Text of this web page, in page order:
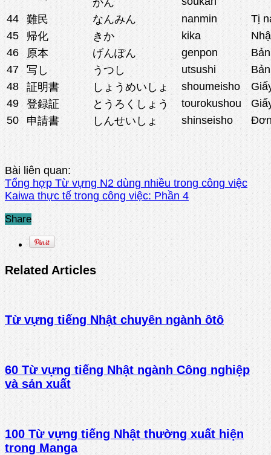
44
難民 なんみん nanmin
Tị
45
帰化 きか kika
46
原本 げんぽん genpon
47
写し うつし utsushi
48
証明書 しょうめいしょ shoumeisho
49
登録証 とうろくしょう tourokushou
50
申請書 しんせいしょ shinseisho
Bài liên quan:
Tổng hợp Từ vựng N2 dùng nhiều trong công việc
Kaiwa thực tế trong công việc: Phần 4
Share
Related Articles
Từ vựng tiếng Nhật chuyên ngành ôtô
60 Từ vựng tiếng Nhật ngành Công nghiệp
và sản xuất
100 Từ vựng tiếng Nhật thường xuất hiện
trong Manga